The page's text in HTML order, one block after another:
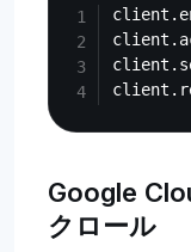
Google
クロール